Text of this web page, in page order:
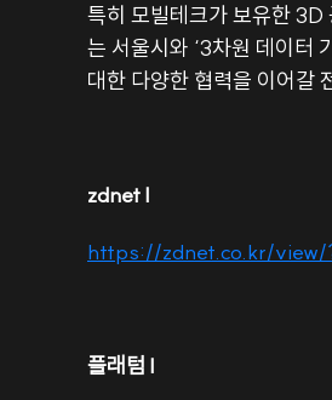
특히 모빌테크가 보유한
는 서울시와 ‘3차원 데이터
대한 다양한 협력을 이어갈
zdnet l
https://zdnet.co.kr/view/
플래텀 l